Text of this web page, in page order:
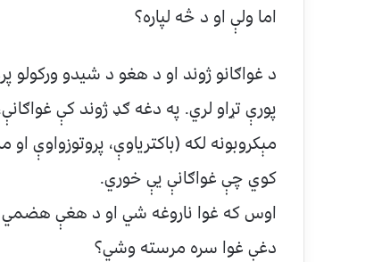
اما ولې او د څه لپاره؟
د غواګانو ژوند او د هغو د شیدو
پورې تړاو لري. په دغه ګډ ژوند کې
مېکروبونه لکه (باکتریاوې،
کوي چې غواګانې یې خوري.
اوس که غوا ناروغه شي او د هغې هضمي
دغې غوا سره مرسته وشي؟